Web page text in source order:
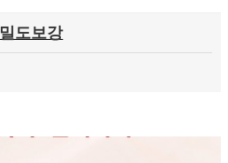
밀도보강